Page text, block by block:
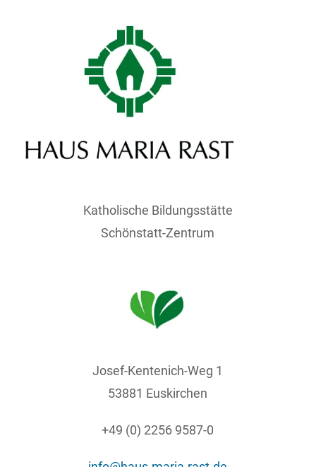
Katholische Bildungsstätte
Schönstatt-Zentrum
Josef-Kentenich-Weg 1
53881 Euskirchen
+49 (0) 2256 9587-0